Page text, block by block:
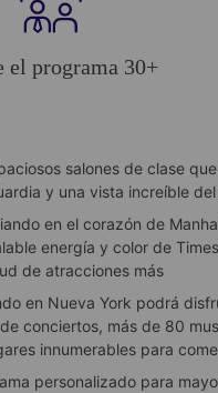
el programa 30+
salones de clase
y una vista increíble
en el corazón de
energía y color de
de atracciones más
en Nueva York podrá
conciertos, más de 80
innumerables para
personalizado para